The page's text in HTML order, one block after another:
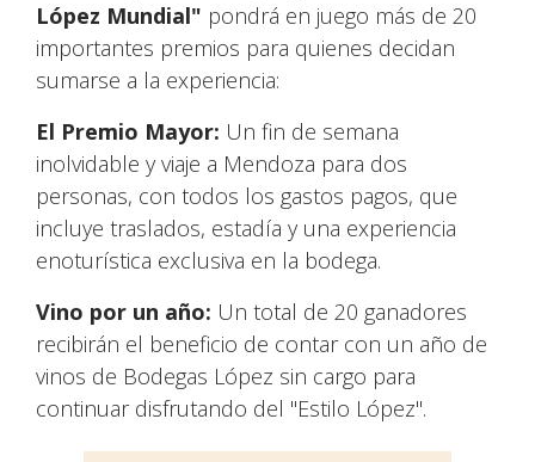
López Mundial" pondrá en juego más de 20
importantes premios para quienes decidan
sumarse a la experiencia:
El Premio Mayor: Un fin de semana
inolvidable y viaje a Mendoza para dos
personas, con todos los gastos pagos, que
incluye traslados, estadía y una experiencia
enoturística exclusiva en la bodega.
Vino por un año: Un total de 20 ganadores
recibirán el beneficio de contar con un año de
vinos de Bodegas López sin cargo para
continuar disfrutando del "Estilo López".